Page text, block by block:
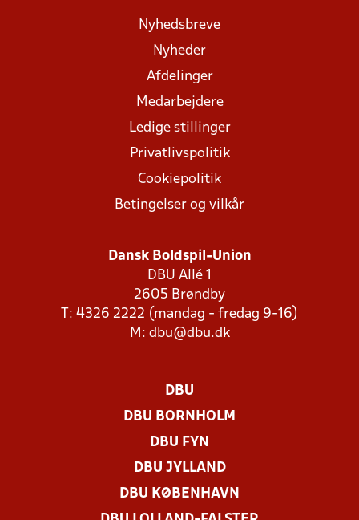
Nyhedsbreve
Nyheder
Afdelinger
Medarbejdere
Ledige stillinger
Privatlivspolitik
Cookiepolitik
Betingelser og vilkår
Dansk Boldspil-Union
DBU Allé 1
2605 Brøndby
T: 4326 2222 (mandag - fredag 9-16)
M: dbu@dbu.dk
DBU
DBU BORNHOLM
DBU FYN
DBU JYLLAND
DBU KØBENHAVN